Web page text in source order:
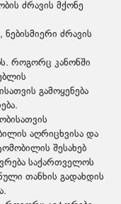
ძრავის მქონე
ძრავის
როგორც კანონში
გამოყენება
აღრიცხვისა და
შესახებ
საქართველოს
თანხის გადახდის